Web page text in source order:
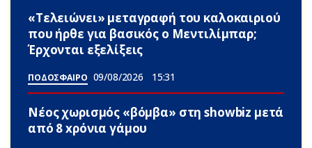
«Τελειώνει» μεταγραφή του καλοκαιριού
που ήρθε για βασικός ο Μεντιλίμπαρ;
Έρχονται εξελίξεις
ΠΟΔΟΣΦΑΙΡΟ 09/08/2026 15:31
Νέος χωρισμός «βόμβα» στη showbiz μετά
από 8 xρόνια γάμου